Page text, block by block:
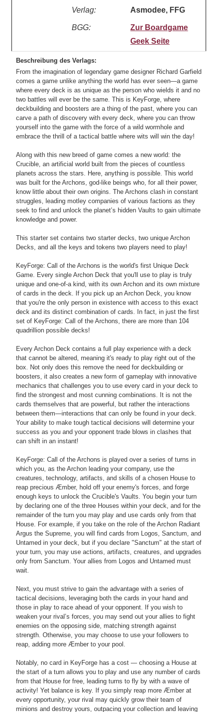
Verlag: Asmodee, FFG
BGG:
Zur Boardgame
Geek Seite
Beschreibung des Verlags:
From the imagination of legendary game designer Richard Garfield
comes a game unlike anything the world has ever seen—a game
where every deck is as unique as the person who wields it and no
two battles will ever be the same. This is KeyForge, where
deckbuilding and boosters are a thing of the past, where you can
carve a path of discovery with every deck, where you can throw
yourself into the game with the force of a wild wormhole and
embrace the thrill of a tactical battle where wits will win the day!
Along with this new breed of game comes a new world: the
Crucible, an artificial world built from the pieces of countless
planets across the stars. Here, anything is possible. This world
was built for the Archons, god-like beings who, for all their power,
know little about their own origins. The Archons clash in constant
struggles, leading motley companies of various factions as they
seek to find and unlock the planet’s hidden Vaults to gain ultimate
knowledge and power.
This starter set contains two starter decks, two unique Archon
Decks, and all the keys and tokens two players need to play!
KeyForge: Call of the Archons is the world's first Unique Deck
Game. Every single Archon Deck that you'll use to play is truly
unique and one-of-a kind, with its own Archon and its own mixture
of cards in the deck. If you pick up an Archon Deck, you know
that you're the only person in existence with access to this exact
deck and its distinct combination of cards. In fact, in just the first
set of KeyForge: Call of the Archons, there are more than 104
quadrillion possible decks!
Every Archon Deck contains a full play experience with a deck
that cannot be altered, meaning it's ready to play right out of the
box. Not only does this remove the need for deckbuilding or
boosters, it also creates a new form of gameplay with innovative
mechanics that challenges you to use every card in your deck to
find the strongest and most cunning combinations. It is not the
cards themselves that are powerful, but rather the interactions
between them—interactions that can only be found in your deck.
Your ability to make tough tactical decisions will determine your
success as you and your opponent trade blows in clashes that
can shift in an instant!
KeyForge: Call of the Archons is played over a series of turns in
which you, as the Archon leading your company, use the
creatures, technology, artifacts, and skills of a chosen House to
reap precious Æmber, hold off your enemy's forces, and forge
enough keys to unlock the Crucible's Vaults. You begin your turn
by declaring one of the three Houses within your deck, and for the
remainder of the turn you may play and use cards only from that
House. For example, if you take on the role of the Archon Radiant
Argus the Supreme, you will find cards from Logos, Sanctum, and
Untamed in your deck, but if you declare "Sanctum" at the start of
your turn, you may use actions, artifacts, creatures, and upgrades
only from Sanctum. Your allies from Logos and Untamed must
wait.
Next, you must strive to gain the advantage with a series of
tactical decisions, leveraging both the cards in your hand and
those in play to race ahead of your opponent. If you wish to
weaken your rival’s forces, you may send out your allies to fight
enemies on the opposing side, matching strength against
strength. Otherwise, you may choose to use your followers to
reap, adding more Æmber to your pool.
Notably, no card in KeyForge has a cost — choosing a House at
the start of a turn allows you to play and use any number of cards
from that House for free, leading turns to fly by with a wave of
activity! Yet balance is key. If you simply reap more Æmber at
every opportunity, your rival may quickly grow their team of
minions and destroy yours, outpacing your collection and leaving